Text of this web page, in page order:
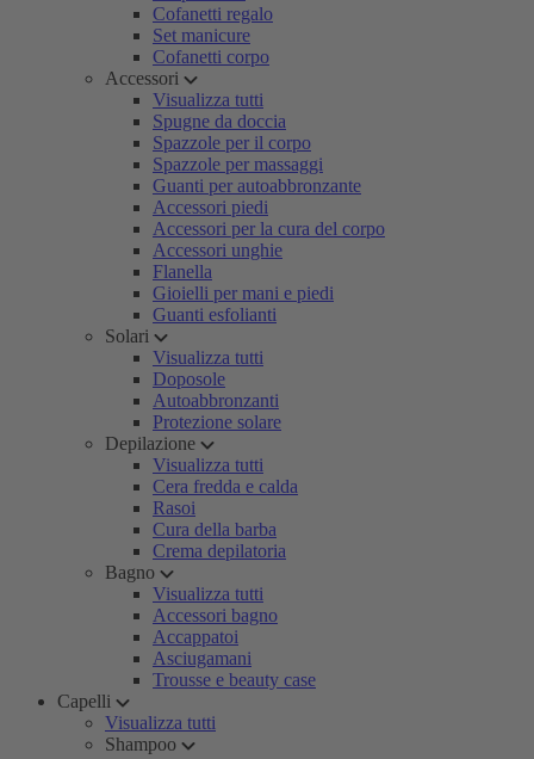
Cofanetti regalo
Set manicure
Cofanetti corpo
Accessori
Visualizza tutti
Spugne da doccia
Spazzole per il corpo
Spazzole per massaggi
Guanti per autoabbronzante
Accessori piedi
Accessori per la cura del corpo
Accessori unghie
Flanella
Gioielli per mani e piedi
Guanti esfolianti
Solari
Visualizza tutti
Doposole
Autoabbronzanti
Protezione solare
Depilazione
Visualizza tutti
Cera fredda e calda
Rasoi
Cura della barba
Crema depilatoria
Bagno
Visualizza tutti
Accessori bagno
Accappatoi
Asciugamani
Trousse e beauty case
Capelli
Visualizza tutti
Shampoo